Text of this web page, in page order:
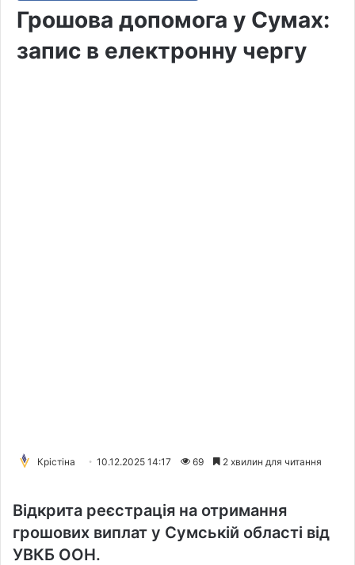
Грошова допомога у Сумах:
запис в електронну чергу
Крістіна 10.12.2025 14:17 69 2 хвилин для читання
Відкрита реєстрація на отримання
грошових виплат у Сумській області від
УВКБ ООН.